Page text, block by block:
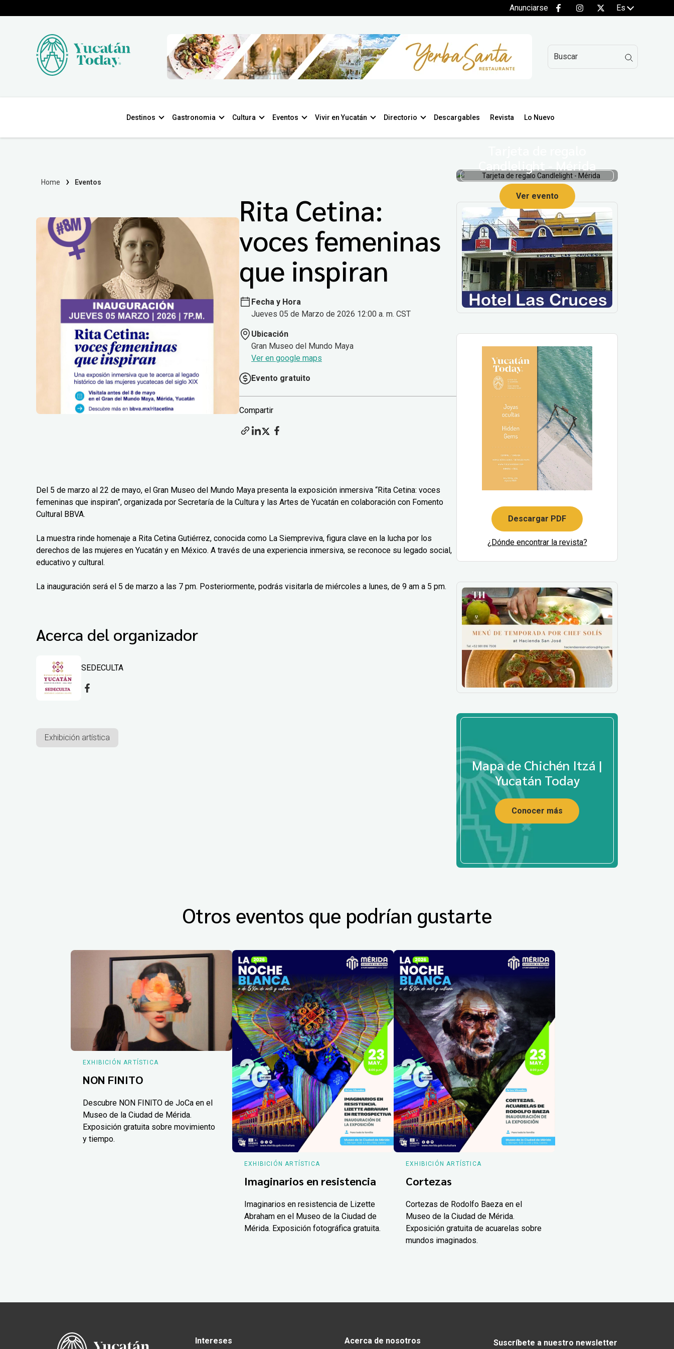
Anunciarse Es
Destinos Gastronomia Cultura Eventos Vivir en Yucatán Directorio Descargables Revista Lo Nuevo
Home Eventos
Rita Cetina:
voces femeninas
que inspiran
Fecha y Hora
Jueves 05 de Marzo de 2026 12:00 a. m. CST
Ubicación
Gran Museo del Mundo Maya
Ver en google maps
Evento gratuito
Compartir
Del 5 de marzo al 22 de mayo, el Gran Museo del Mundo Maya presenta la exposición inmersiva “Rita Cetina: voces
femeninas que inspiran”, organizada por Secretaría de la Cultura y las Artes de Yucatán en colaboración con Fomento
Cultural BBVA.
La muestra rinde homenaje a Rita Cetina Gutiérrez, conocida como La Siempreviva, figura clave en la lucha por los
derechos de las mujeres en Yucatán y en México. A través de una experiencia inmersiva, se reconoce su legado social,
educativo y cultural.
La inauguración será el 5 de marzo a las 7 pm. Posteriormente, podrás visitarla de miércoles a lunes, de 9 am a 5 pm.
Acerca del organizador
SEDECULTA
Exhibición artística
Candlelight - Mérida
Ver evento
Descargar PDF
¿Dónde encontrar la revista?
Mapa de Chichén Itzá |
Yucatán Today
Conocer más
Otros eventos que podrían gustarte
EXHIBICIÓN ARTÍSTICA
NON FINITO
Descubre NON FINITO de JoCa en el
Museo de la Ciudad de Mérida.
Exposición gratuita sobre movimiento
y tiempo.
EXHIBICIÓN ARTÍSTICA
Imaginarios en resistencia
Imaginarios en resistencia de Lizette
Abraham en el Museo de la Ciudad de
Mérida. Exposición fotográfica gratuita.
EXHIBICIÓN ARTÍSTICA
Cortezas
Cortezas de Rodolfo Baeza en el
Museo de la Ciudad de Mérida.
Exposición gratuita de acuarelas sobre
mundos imaginados.
Intereses Acerca de nosotros Suscríbete a nuestro newsletter